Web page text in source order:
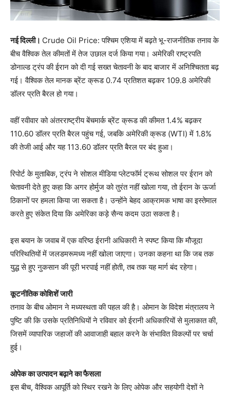
नई दिल्ली। Crude Oil Price: पश्चिम एशिया में बढ़ते भू-राजनीतिक तनाव के
बीच वैश्विक तेल कीमतों में तेज उछाल दर्ज किया गया। अमेरिकी राष्ट्रपति
डोनाल्ड ट्रंप की ईरान को दी गई सख्त चेतावनी के बाद बाजार में अनिश्चितता बढ़
गई। वैश्विक तेल मानक ब्रेंट क्रूड 0.74 प्रतिशत बढ़कर 109.8 अमेरिकी
डॉलर प्रति बैरल हो गया।
वहीं रवीवार को अंतरराष्ट्रीय बेंचमार्क ब्रेंट क्रूड की कीमत 1.4% बढ़कर
110.60 डॉलर प्रति बैरल पहुंच गई, जबकि अमेरिकी क्रूड (WTI) में 1.8%
की तेजी आई और यह 113.60 डॉलर प्रति बैरल पर बंद हुआ।
रिपोर्ट के मुताबिक, ट्रंप ने सोशल मीडिया प्लेटफॉर्म ट्रूथ सोशल पर ईरान को
चेतावनी देते हुए कहा कि अगर होर्मुज को तुरंत नहीं खोला गया, तो ईरान के ऊर्जा
ठिकानों पर हमला किया जा सकता है। उन्होंने बेहद आक्रामक भाषा का इस्तेमाल
करते हुए संकेत दिया कि अमेरिका कड़े सैन्य कदम उठा सकता है।
इस बयान के जवाब में एक वरिष्ठ ईरानी अधिकारी ने स्पष्ट किया कि मौजूदा
परिस्थितियों में जलडमरूमध्य नहीं खोला जाएगा। उनका कहना था कि जब तक
युद्ध से हुए नुकसान की पूरी भरपाई नहीं होती, तब तक यह मार्ग बंद रहेगा।
कूटनीतिक कोशिशें जारी
तनाव के बीच ओमान ने मध्यस्थता की पहल की है। ओमान के विदेश मंत्रालय ने
पुष्टि की कि उसके प्रतिनिधियों ने रविवार को ईरानी अधिकारियों से मुलाकात की,
जिसमें व्यापारिक जहाजों की आवाजाही बहाल करने के संभावित विकल्पों पर चर्चा
हुई।
ओपेक का उत्पादन बढ़ाने का फैसला
इस बीच, वैश्विक आपूर्ति को स्थिर रखने के लिए ओपेक और सहयोगी देशों ने